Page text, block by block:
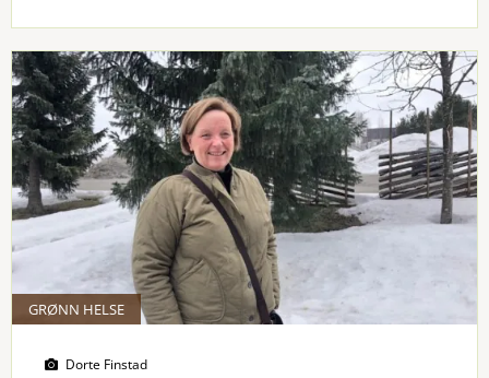
GRØNN HELSE
Dorte Finstad